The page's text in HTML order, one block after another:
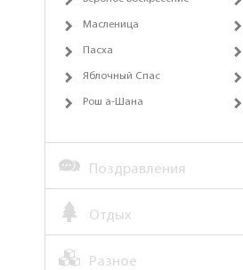
Масленица
Пасха
Яблочный Спас
Рош а-Шана
Поздравления
Отдых
Разное